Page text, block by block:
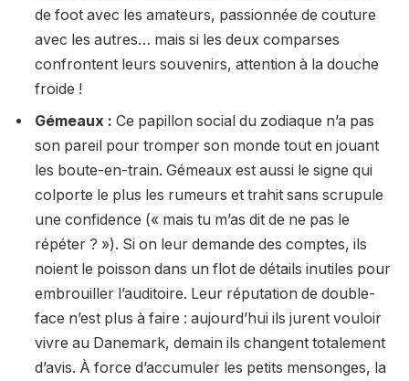
de foot avec les amateurs, passionnée de couture
avec les autres… mais si les deux comparses
confrontent leurs souvenirs, attention à la douche
froide !
Gémeaux : Ce papillon social du zodiaque n’a pas
son pareil pour tromper son monde tout en jouant
les boute-en-train. Gémeaux est aussi le signe qui
colporte le plus les rumeurs et trahit sans scrupule
une confidence (« mais tu m’as dit de ne pas le
répéter ? »). Si on leur demande des comptes, ils
noient le poisson dans un flot de détails inutiles pour
embrouiller l’auditoire. Leur réputation de double-
face n’est plus à faire : aujourd’hui ils jurent vouloir
vivre au Danemark, demain ils changent totalement
d’avis. À force d’accumuler les petits mensonges, la